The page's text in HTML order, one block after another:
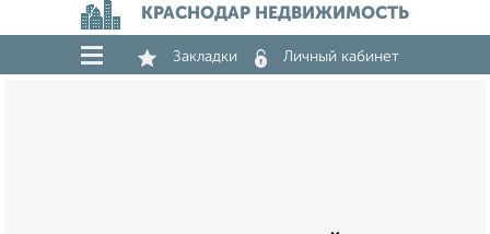
КРАСНОДАР НЕДВИЖИМОСТЬ
Закладки Личный кабинет